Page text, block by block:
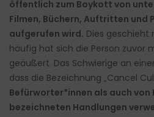
öffentlich zum Boykott von
Filmen, Büchern, Auftritten und
aufgerufen wird. Dies geschieht
häufig hat sich die Person zuvor
geäußert. Das Schwierige an
dass die Bezeichnung „Cancel
Befürworter*innen als auch von
bezeichneten Handlungen